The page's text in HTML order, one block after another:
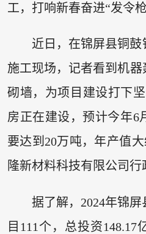
工，打响新春奋进“发令枪
近日，在锦屏县铜鼓
施工现场，记者看到机
砌墙，为项目建设打下
房正在建设，预计今年6
要达到20万吨，年产值
隆新材料科技有限公司行
据了解，2024年锦
目111个，总投资148.17